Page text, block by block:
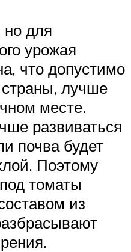
но для
урожая
что допустимо
лучше
месте.
развиваться
почва будет
Поэтому
томаты
из